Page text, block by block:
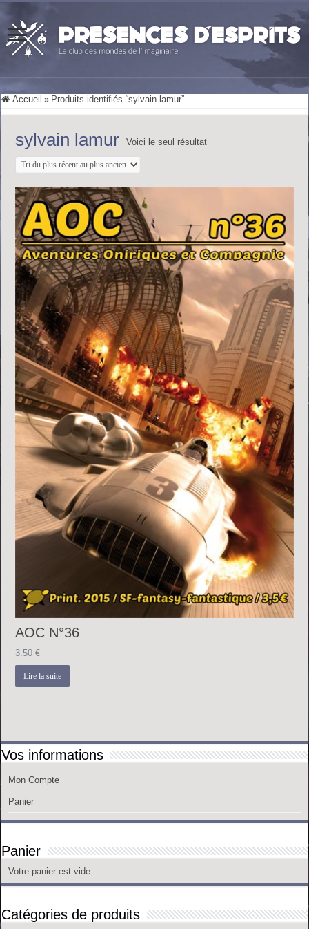
Accueil » Produits identifiés “sylvain lamur”
sylvain lamur Voici le seul résultat
AOC N°36
3.50€
Lire la suite
Vos informations
Mon Compte
Panier
Panier
Votre panier est vide.
Catégories de produits